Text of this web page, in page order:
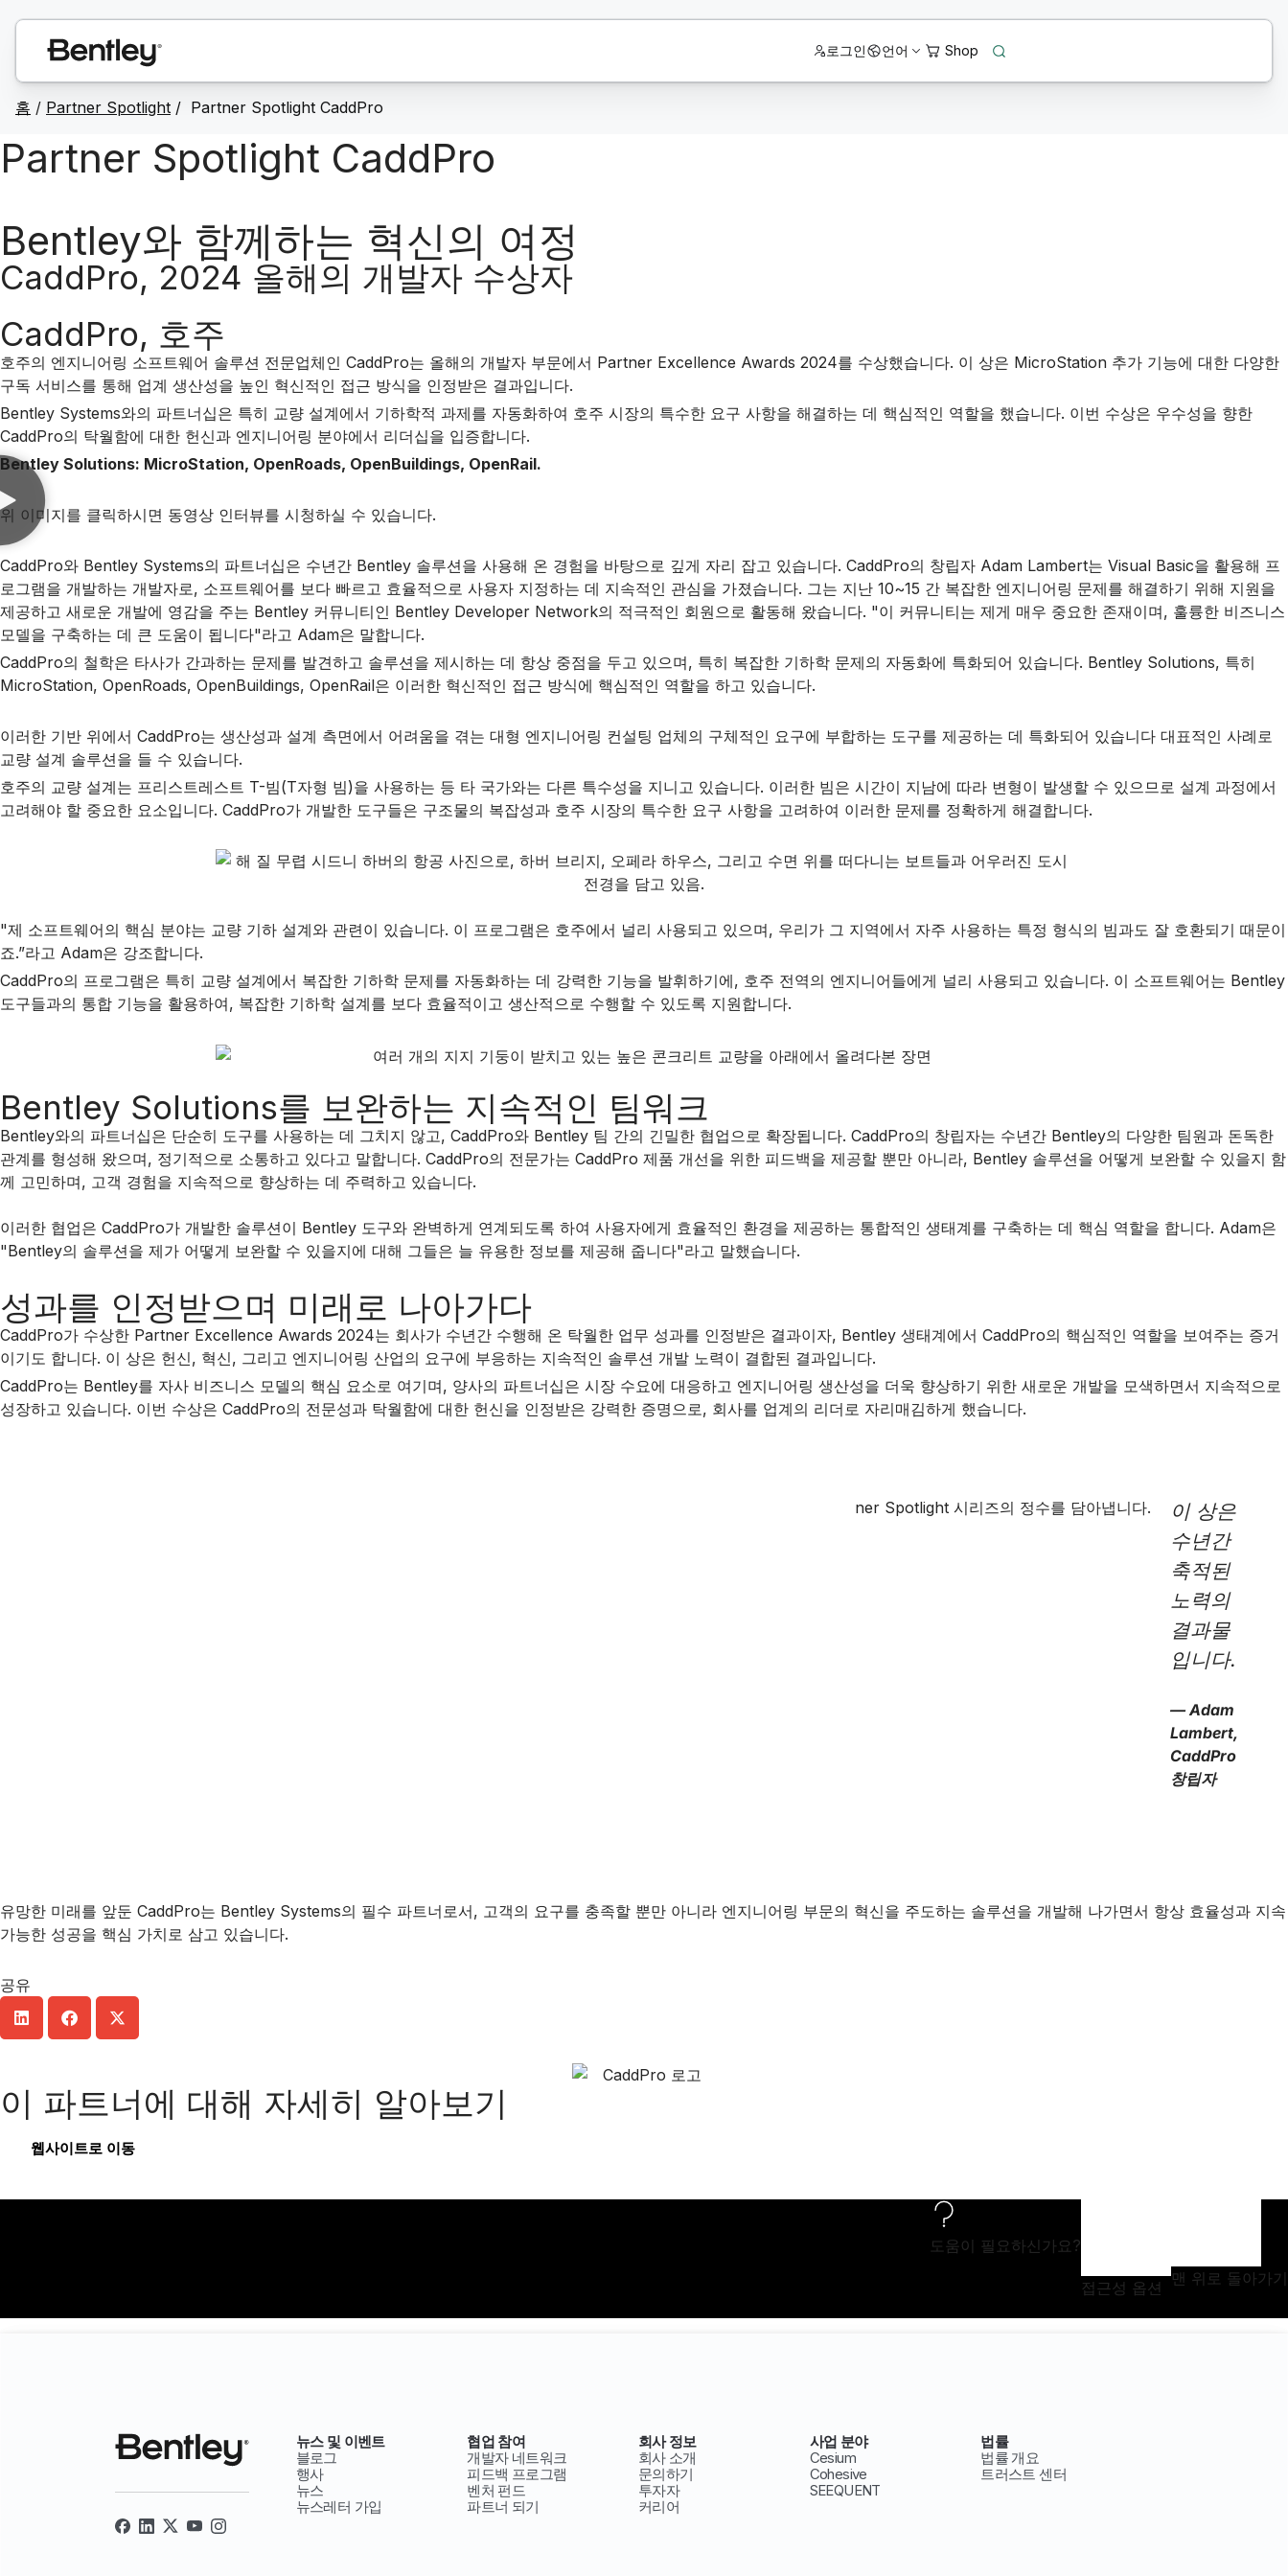
로그인 언어
홈 / Partner Spotlight / Partner Spotlight CaddPro
Partner Spotlight CaddPro
Bentley와 함께하는 혁신의 여정
CaddPro, 2024 올해의 개발자 수상자
CaddPro, 호주
호주의 엔지니어링 소프트웨어 솔루션 전문업체인 CaddPro는 올해의 개발자 부문에서 Partner Excellence Awards 2024를 수상했습니다. 이 상은 MicroStation 추가 기능에 대한 다양한
구독 서비스를 통해 업계 생산성을 높인 혁신적인 접근 방식을 인정받은 결과입니다.
Bentley Systems와의 파트너십은 특히 교량 설계에서 기하학적 과제를 자동화하여 호주 시장의 특수한 요구 사항을 해결하는 데 핵심적인 역할을 했습니다. 이번 수상은 우수성을 향한
CaddPro의 탁월함에 대한 헌신과 엔지니어링 분야에서 리더십을 입증합니다.
Bentley Solutions: MicroStation, OpenRoads, OpenBuildings, OpenRail.
위 이미지를 클릭하시면 동영상 인터뷰를 시청하실 수 있습니다.
CaddPro와 Bentley Systems의 파트너십은 수년간 Bentley 솔루션을 사용해 온 경험을 바탕으로 깊게 자리 잡고 있습니다. CaddPro의 창립자 Adam Lambert는 Visual Basic을 활용해 프
로그램을 개발하는 개발자로, 소프트웨어를 보다 빠르고 효율적으로 사용자 지정하는 데 지속적인 관심을 가졌습니다. 그는 지난 10~15 간 복잡한 엔지니어링 문제를 해결하기 위해 지원을
제공하고 새로운 개발에 영감을 주는 Bentley 커뮤니티인 Bentley Developer Network의 적극적인 회원으로 활동해 왔습니다. "이 커뮤니티는 제게 매우 중요한 존재이며, 훌륭한 비즈니스
모델을 구축하는 데 큰 도움이 됩니다"라고 Adam은 말합니다.
CaddPro의 철학은 타사가 간과하는 문제를 발견하고 솔루션을 제시하는 데 항상 중점을 두고 있으며, 특히 복잡한 기하학 문제의 자동화에 특화되어 있습니다. Bentley Solutions, 특히
MicroStation, OpenRoads, OpenBuildings, OpenRail은 이러한 혁신적인 접근 방식에 핵심적인 역할을 하고 있습니다.
이러한 기반 위에서 CaddPro는 생산성과 설계 측면에서 어려움을 겪는 대형 엔지니어링 컨설팅 업체의 구체적인 요구에 부합하는 도구를 제공하는 데 특화되어 있습니다 대표적인 사례로
교량 설계 솔루션을 들 수 있습니다.
호주의 교량 설계는 프리스트레스트 T-빔(T자형 빔)을 사용하는 등 타 국가와는 다른 특수성을 지니고 있습니다. 이러한 빔은 시간이 지남에 따라 변형이 발생할 수 있으므로 설계 과정에서
고려해야 할 중요한 요소입니다. CaddPro가 개발한 도구들은 구조물의 복잡성과 호주 시장의 특수한 요구 사항을 고려하여 이러한 문제를 정확하게 해결합니다.
"제 소프트웨어의 핵심 분야는 교량 기하 설계와 관련이 있습니다. 이 프로그램은 호주에서 널리 사용되고 있으며, 우리가 그 지역에서 자주 사용하는 특정 형식의 빔과도 잘 호환되기 때문이
죠.”라고 Adam은 강조합니다.
CaddPro의 프로그램은 특히 교량 설계에서 복잡한 기하학 문제를 자동화하는 데 강력한 기능을 발휘하기에, 호주 전역의 엔지니어들에게 널리 사용되고 있습니다. 이 소프트웨어는 Bentley
도구들과의 통합 기능을 활용하여, 복잡한 기하학 설계를 보다 효율적이고 생산적으로 수행할 수 있도록 지원합니다.
Bentley Solutions를 보완하는 지속적인 팀워크
Bentley와의 파트너십은 단순히 도구를 사용하는 데 그치지 않고, CaddPro와 Bentley 팀 간의 긴밀한 협업으로 확장됩니다. CaddPro의 창립자는 수년간 Bentley의 다양한 팀원과 돈독한
관계를 형성해 왔으며, 정기적으로 소통하고 있다고 말합니다. CaddPro의 전문가는 CaddPro 제품 개선을 위한 피드백을 제공할 뿐만 아니라, Bentley 솔루션을 어떻게 보완할 수 있을지 함
께 고민하며, 고객 경험을 지속적으로 향상하는 데 주력하고 있습니다.
이러한 협업은 CaddPro가 개발한 솔루션이 Bentley 도구와 완벽하게 연계되도록 하여 사용자에게 효율적인 환경을 제공하는 통합적인 생태계를 구축하는 데 핵심 역할을 합니다. Adam은
"Bentley의 솔루션을 제가 어떻게 보완할 수 있을지에 대해 그들은 늘 유용한 정보를 제공해 줍니다"라고 말했습니다.
성과를 인정받으며 미래로 나아가다
CaddPro가 수상한 Partner Excellence Awards 2024는 회사가 수년간 수행해 온 탁월한 업무 성과를 인정받은 결과이자, Bentley 생태계에서 CaddPro의 핵심적인 역할을 보여주는 증거
이기도 합니다. 이 상은 헌신, 혁신, 그리고 엔지니어링 산업의 요구에 부응하는 지속적인 솔루션 개발 노력이 결합된 결과입니다.
CaddPro는 Bentley를 자사 비즈니스 모델의 핵심 요소로 여기며, 양사의 파트너십은 시장 수요에 대응하고 엔지니어링 생산성을 더욱 향상하기 위한 새로운 개발을 모색하면서 지속적으로
성장하고 있습니다. 이번 수상은 CaddPro의 전문성과 탁월함에 대한 헌신을 인정받은 강력한 증명으로, 회사를 업계의 리더로 자리매김하게 했습니다.
이 상은
수년간
축적된
노력의
결과물
입니다.
— Adam
Lambert,
CaddPro
창립자
유망한 미래를 앞둔 CaddPro는 Bentley Systems의 필수 파트너로서, 고객의 요구를 충족할 뿐만 아니라 엔지니어링 부문의 혁신을 주도하는 솔루션을 개발해 나가면서 항상 효율성과 지속
가능한 성공을 핵심 가치로 삼고 있습니다.
공유
이 파트너에 대해 자세히 알아보기
웹사이트로 이동
도움이 필요하신가요?
접근성 옵션 맨 위로 돌아가기
뉴스 및 이벤트
블로그
행사
뉴스
뉴스레터 가입
협업 참여
개발자 네트워크
피드백 프로그램
벤처 펀드
파트너 되기
회사 정보
회사 소개
문의하기
투자자
커리어
사업 분야
Cesium
Cohesive
SEEQUENT
법률
법률 개요
트러스트 센터